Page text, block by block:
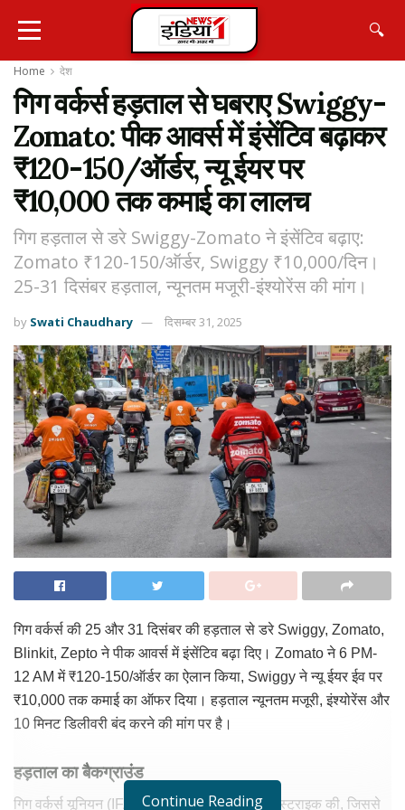
🔍
Home देश
गिग वर्कर्स हड़ताल से घबराए Swiggy-
Zomato: पीक आवर्स में इंसेंटिव बढ़ाकर
₹120-150/ऑर्डर, न्यू ईयर पर
₹10,000 तक कमाई का लालच
गिग हड़ताल से डरे Swiggy-Zomato ने इंसेंटिव बढ़ाए:
Zomato ₹120-150/ऑर्डर, Swiggy ₹10,000/दिन।
25-31 दिसंबर हड़ताल, न्यूनतम मजूरी-इंश्योरेंस की मांग।
by Swati Chaudhary दिसम्बर 31, 2025
गिग वर्कर्स की 25 और 31 दिसंबर की हड़ताल से डरे Swiggy, Zomato,
Blinkit, Zepto ने पीक आवर्स में इंसेंटिव बढ़ा दिए। Zomato ने 6 PM-
12 AM में ₹120-150/ऑर्डर का ऐलान किया, Swiggy ने न्यू ईयर ईव पर
₹10,000 तक कमाई का ऑफर दिया। हड़ताल न्यूनतम मजूरी, इंश्योरेंस और
10 मिनट डिलीवरी बंद करने की मांग पर है।
हड़ताल का बैकग्राउंड
गिग वर्कर्स यूनियन (IFATW) ने 25 दिसंबर को फ्लैश स्ट्राइक की, जिससे
Continue Reading